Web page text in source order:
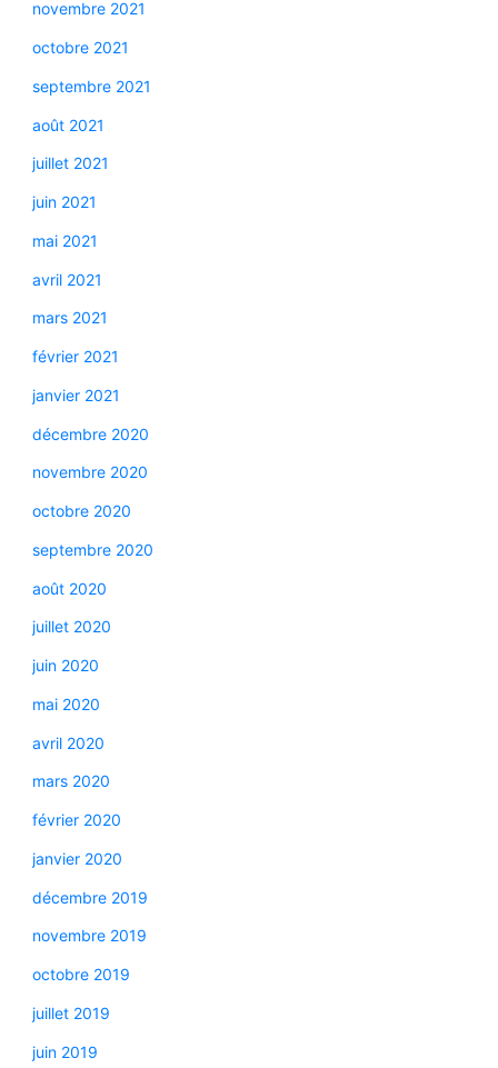
novembre 2021
octobre 2021
septembre 2021
août 2021
juillet 2021
juin 2021
mai 2021
avril 2021
mars 2021
février 2021
janvier 2021
décembre 2020
novembre 2020
octobre 2020
septembre 2020
août 2020
juillet 2020
juin 2020
mai 2020
avril 2020
mars 2020
février 2020
janvier 2020
décembre 2019
novembre 2019
octobre 2019
juillet 2019
juin 2019